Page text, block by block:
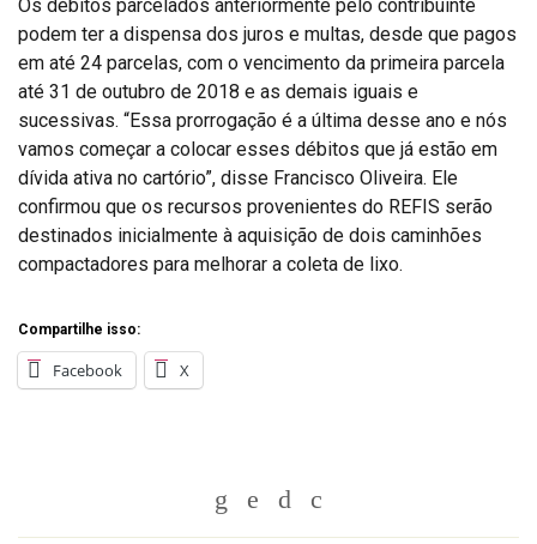
Os débitos parcelados anteriormente pelo contribuinte
podem ter a dispensa dos juros e multas, desde que pagos
em até 24 parcelas, com o vencimento da primeira parcela
até 31 de outubro de 2018 e as demais iguais e
sucessivas. “Essa prorrogação é a última desse ano e nós
vamos começar a colocar esses débitos que já estão em
dívida ativa no cartório”, disse Francisco Oliveira. Ele
confirmou que os recursos provenientes do REFIS serão
destinados inicialmente à aquisição de dois caminhões
compactadores para melhorar a coleta de lixo.
Compartilhe isso:
Facebook X
Whatsapp
TwitterFacebook